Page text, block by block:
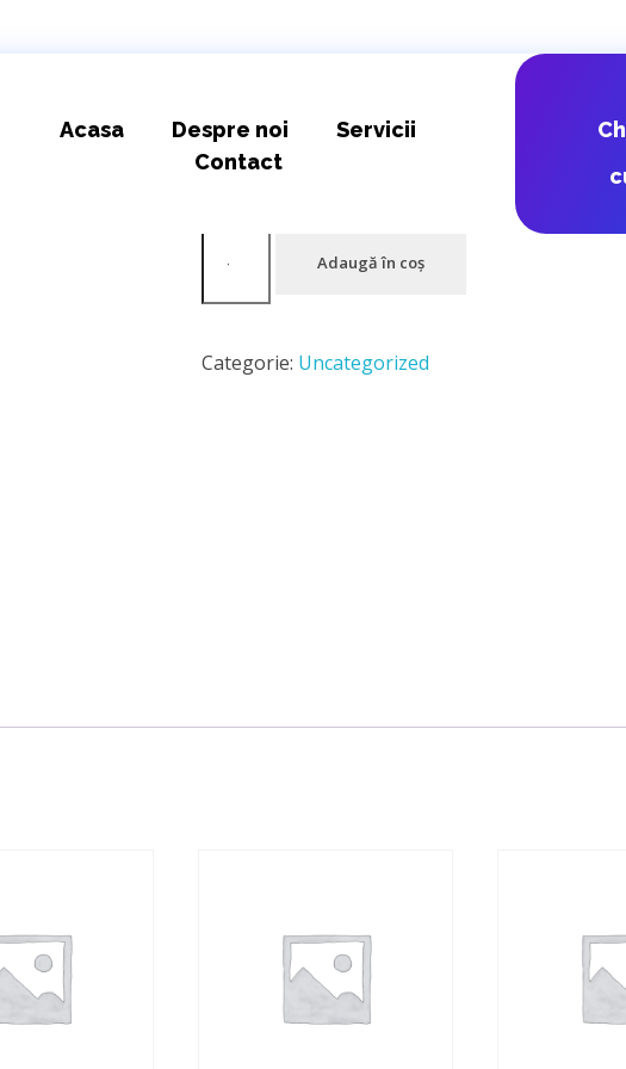
Acasa Despre noi
Servicii
Contact
CARGUS RO –
Adaugă în coș
Categorie: Uncategorized